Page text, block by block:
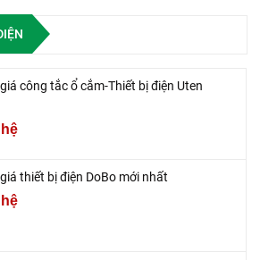
công tắc ổ cắm-Thiết bị điện Uten
thiết bị điện DoBo mới nhất